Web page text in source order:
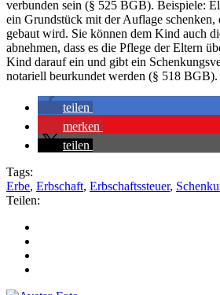
verbunden sein (§ 525 BGB). Beispiele:
ein Grundstück mit der Auflage schenken,
gebaut wird. Sie können dem Kind auch
abnehmen, dass es die Pflege der Eltern
Kind darauf ein und gibt ein
notariell beurkundet werden (§ 518 BGB).
teilen
merken
teilen
Tags:
Erbe, Erbschaft, Erbschaftssteuer,
Teilen: